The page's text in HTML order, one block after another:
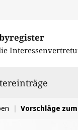
Vorschläge zum Entwurf eines Zweiten